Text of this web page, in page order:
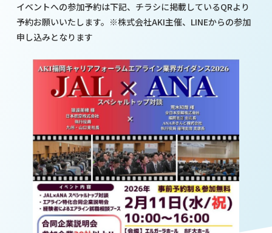
イベントへの参加予約は下記、チラシに掲載しているQRより
予約お願いいたします。※株式会社AKI主催、LINEからの参加
申し込みとなります